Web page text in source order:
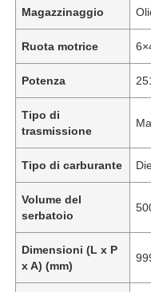
Magazzinaggio
Ruota motrice
Potenza
Tipo di
trasmissione
Tipo di carburante
Volume del
serbatoio
Dimensioni (L x P
x A) (mm)